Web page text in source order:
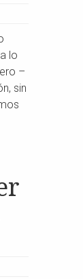
lo
–
sin